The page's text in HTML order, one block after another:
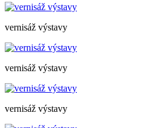
vernisáž výstavy
vernisáž výstavy
vernisáž výstavy